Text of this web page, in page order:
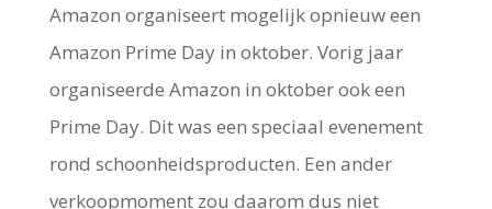
Amazon organiseert mogelijk opnieuw een
Amazon Prime Day in oktober. Vorig jaar
organiseerde Amazon in oktober ook een
Prime Day. Dit was een speciaal evenement
rond schoonheidsproducten. Een ander
verkoopmoment zou daarom dus niet